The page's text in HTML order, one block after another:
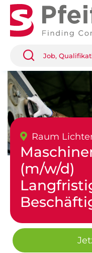
Raum
(m/w/d)